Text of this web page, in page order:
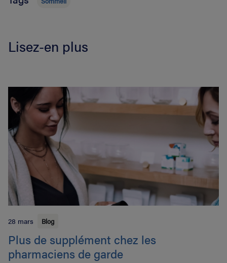
Lisez-en plus
28 mars Blog
Plus de supplément chez les
pharmaciens de garde